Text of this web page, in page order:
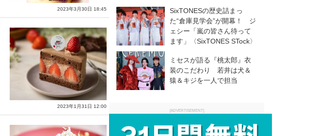
2023年3月30日 18:45
2023年1月31日 12:00
SixTONESの歴史詰まっ
た“倉庫見学会”が開幕！ ジ
ェシー「嵐の皆さん待って
ます」〈SixTONES STock〉
ミセスが語る『桃太郎』衣
装のこだわり 若井は犬＆
猿＆キジを一人で担当
[ADVERTISEMENT]